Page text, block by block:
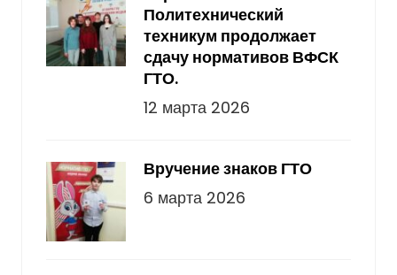
Политехнический
техникум продолжает
сдачу нормативов ВФСК
ГТО.
12 марта 2026
Вручение знаков ГТО
6 марта 2026